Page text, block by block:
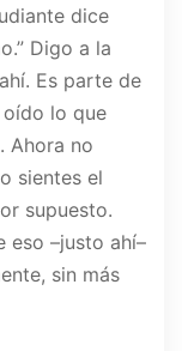
dice
Digo a la
Es parte de
oído lo que
Ahora no
sientes el
supuesto.
eso –justo ahí–
sin más